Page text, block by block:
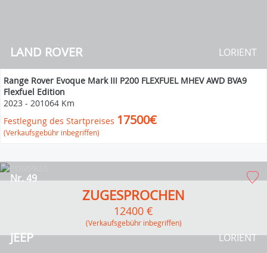
LAND ROVER LORIENT
Range Rover Evoque Mark III P200 FLEXFUEL MHEV AWD BVA9
Flexfuel Edition
2023 - 201064 Km
Festlegung des Startpreises 17500€
(Verkaufsgebühr inbegriffen)
JEEP
Nr. 49
LORIENT
ZUGESPROCHEN
12400 €
(Verkaufsgebühr inbegriffen)